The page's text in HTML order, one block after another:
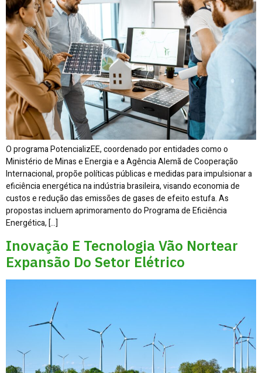
O programa PotencializEE, coordenado por entidades como o
Ministério de Minas e Energia e a Agência Alemã de Cooperação
Internacional, propõe políticas públicas e medidas para impulsionar a
eficiência energética na indústria brasileira, visando economia de
custos e redução das emissões de gases de efeito estufa. As
propostas incluem aprimoramento do Programa de Eficiência
Energética, […]
Inovação E Tecnologia Vão Nortear
Expansão Do Setor Elétrico